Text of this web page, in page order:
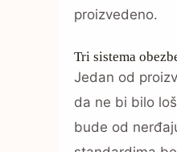
proizvedeno.
Tri sistema
Jedan od
da ne bi bilo
bude od